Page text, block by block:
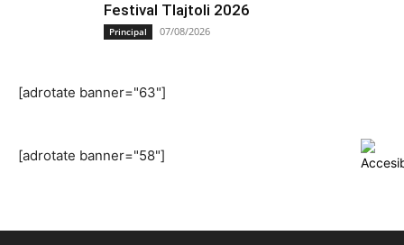
Festival Tlajtoli 2026
Principal 07/08/2026
[adrotate banner="63"]
[adrotate banner="58"]